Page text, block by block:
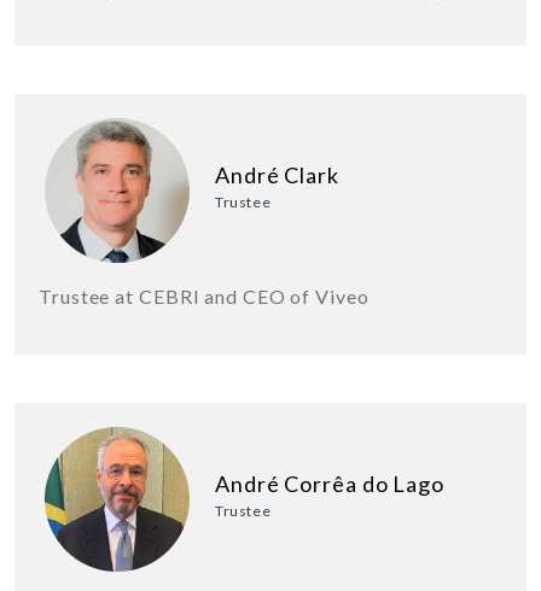
André Clark
Trustee
Trustee at CEBRI and CEO of Viveo
André Corrêa do Lago
Trustee